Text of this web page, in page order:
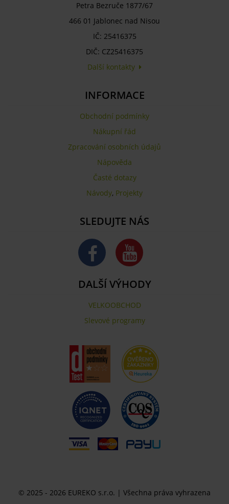
Petra Bezruče 1877/67
466 01 Jablonec nad Nisou
IČ: 25416375
DIČ: CZ25416375
Další kontakty
INFORMACE
Obchodní podmínky
Nákupní řád
Zpracování osobních údajů
Nápověda
Časté dotazy
Návody, Projekty
SLEDUJTE NÁS
DALŠÍ VÝHODY
VELKOOBCHOD
Slevové programy
© 2025 - 2026 EUREKO s.r.o. | Všechna práva vyhrazena